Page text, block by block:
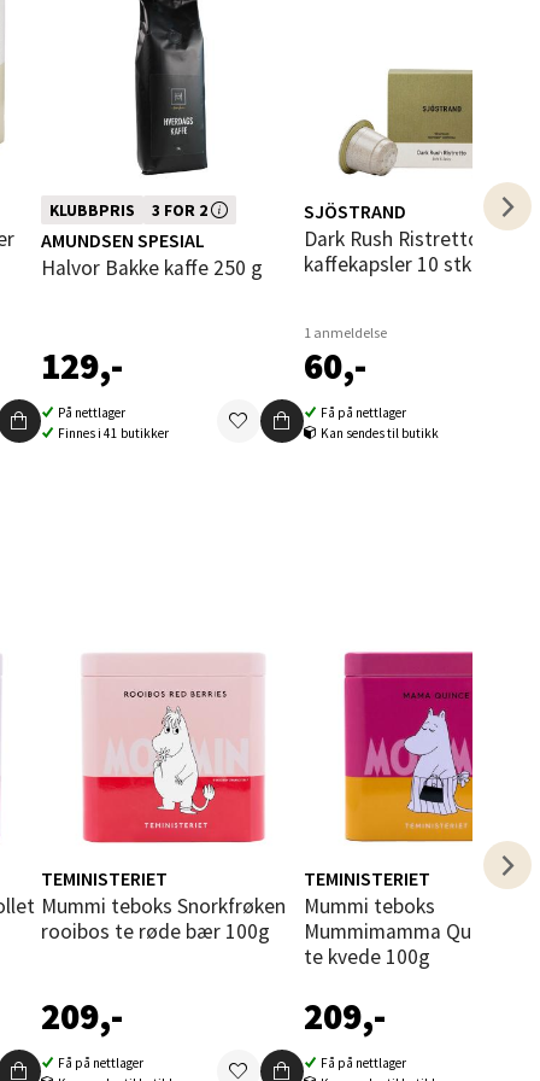
KLUBBPRIS 3 FOR 2
Denne varen inngår i vår 3 for 2
AMUNDSEN SPESIAL
Halvor Bakke kaffe 250 g
129,-
På nettlager
Finnes i 41 butikker
SJÖSTRAND
Dark Rush Ristretto
kaffekapsler 10 stk
1 anmeldelse
60,-
Få på nettlager
Kan sendes til butikk
TEMINISTERIET
Mummi teboks Snorkfrøken
rooibos te røde bær 100g
209,-
Få på nettlager
TEMINISTERIET
Mummi teboks
Mummimamma Quince
te kvede 100g
209,-
Få på nettlager